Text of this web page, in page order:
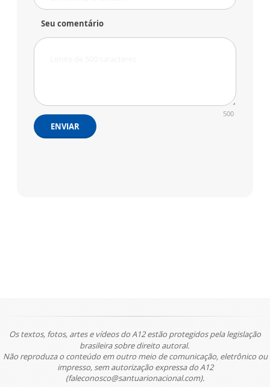
Seu comentário
500
ENVIAR
Os textos, fotos, artes e vídeos do A12 estão protegidos pela legislação
brasileira sobre direito autoral.
Não reproduza o conteúdo em outro meio de comunicação, eletrônico ou
impresso, sem autorização expressa do A12
(faleconosco@santuarionacional.com).